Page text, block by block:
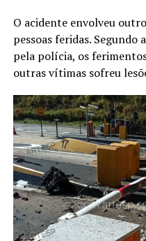
O acidente envolveu
pessoas feridas.
pela polícia, os
outras vítimas sofreu